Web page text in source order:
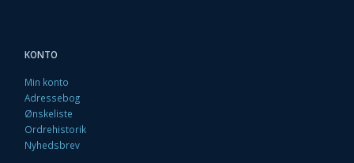
KONTO
Min konto
Adressebog
Ønskeliste
Ordrehistorik
Nyhedsbrev